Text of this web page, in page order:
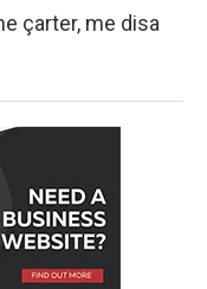
çarter, me disa